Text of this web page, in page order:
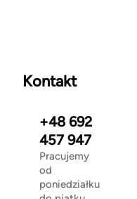
Kontakt
+48 692
457 947
Pracujemy
od
poniedziałku